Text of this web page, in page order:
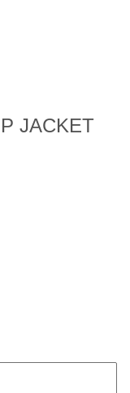
JACKET